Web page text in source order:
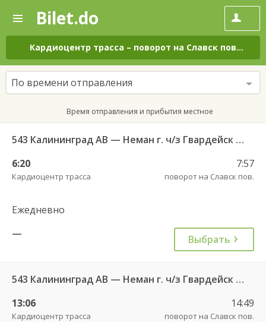
—
Поиск
и
покупка
билетов
на
автобус
онлайн
Bilet.do
Кардиоцентр трасса – поворот на Славск пов.
По времени отправления
Время отправления и прибытия местное
543 Калининград АВ — Неман г. ч/з Гвардейск КДП, Большаково п.
6:20
Кардиоцентр трасса
7:57
поворот на Славск пов.
Ежедневно
—
Выбрать
543 Калининград АВ — Неман г. ч/з Гвардейск КДП, Большаково п.
13:06
Кардиоцентр трасса
14:49
поворот на Славск пов.